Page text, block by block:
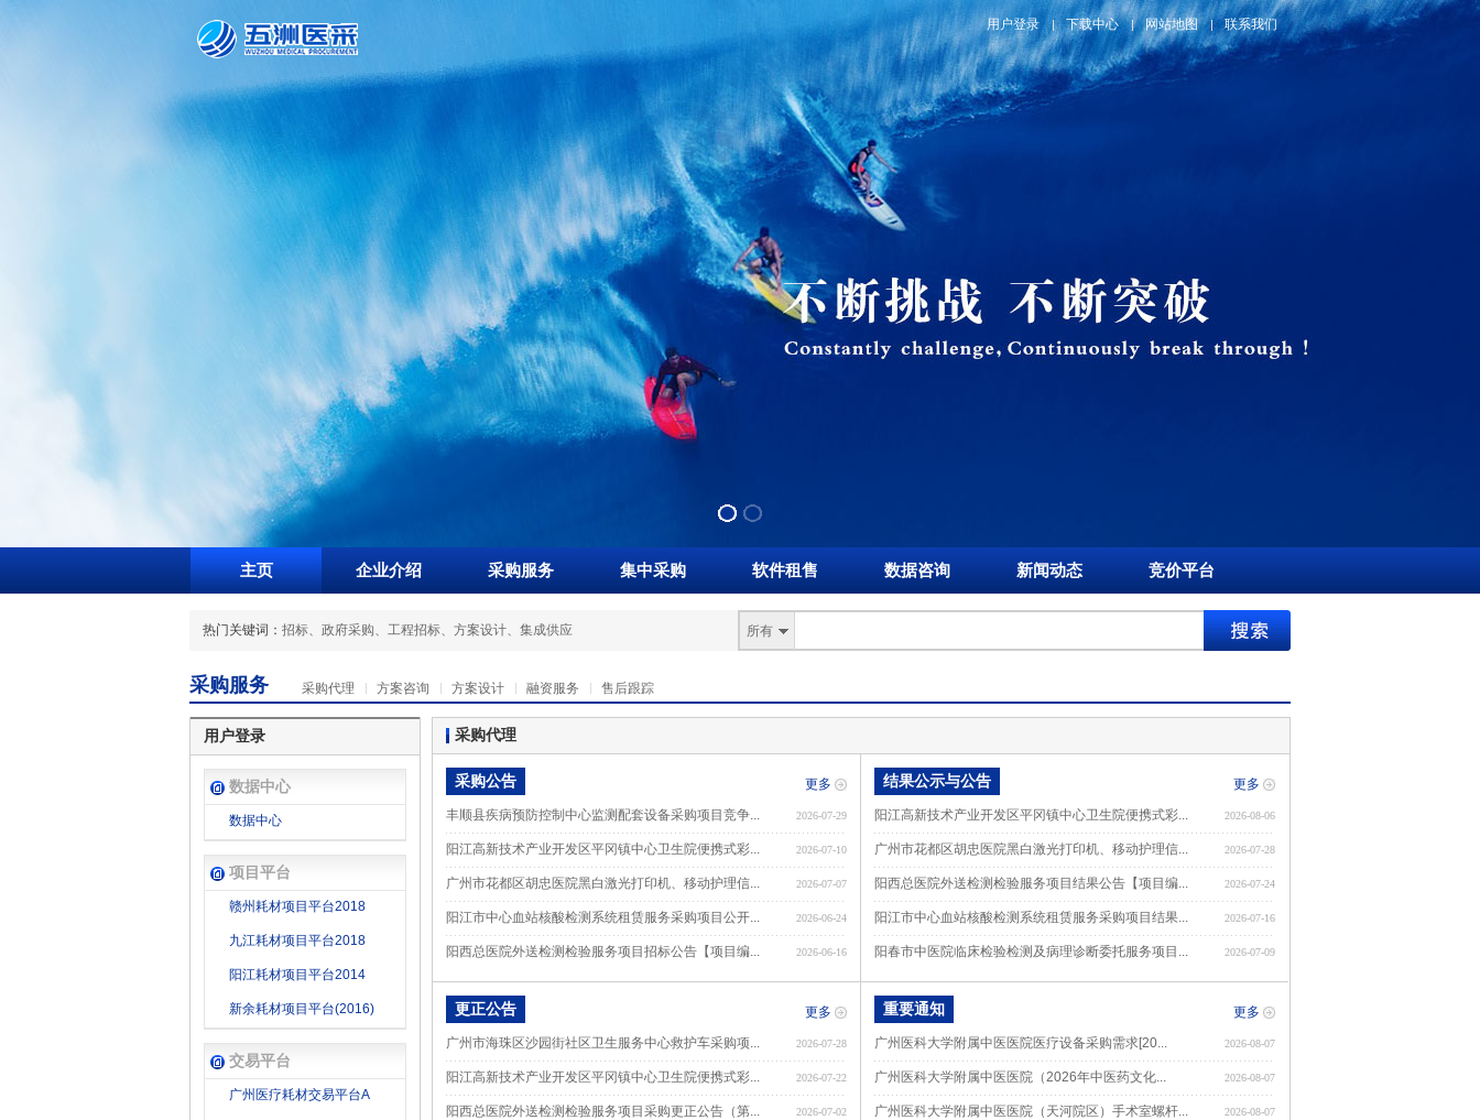
用户登录 下载中心 网站地图 联系我们
主页 企业介绍 采购服务 集中采购 软件租售 数据咨询 新闻动态 竞价平台
热门关键词： 招标、 政府采购、 工程招标、 方案设计、 集成供应 所有
采购服务 采购代理 方案咨询 方案设计 融资服务 售后跟踪
用户登录
数据中心
数据中心
项目平台
赣州耗材项目平台2018
九江耗材项目平台2018
阳江耗材项目平台2014
新余耗材项目平台(2016)
交易平台
广州医疗耗材交易平台A
采购代理
采购公告
更多
丰顺县疾病预防控制中心监测配套设备采购项目竞争...
2026-07-29
阳江高新技术产业开发区平冈镇中心卫生院便携式彩... 2026-07-10
广州市花都区胡忠医院黑白激光打印机、移动护理信... 2026-07-07
阳江市中心血站核酸检测系统租赁服务采购项目公开... 2026-06-24
阳西总医院外送检测检验服务项目招标公告【项目编... 2026-06-16
结果公示与公告
更多
阳江高新技术产业开发区平冈镇中心卫生院便携式彩...
2026-08-06
广州市花都区胡忠医院黑白激光打印机、移动护理信... 2026-07-28
阳西总医院外送检测检验服务项目结果公告【项目编... 2026-07-24
阳江市中心血站核酸检测系统租赁服务采购项目结果... 2026-07-16
阳春市中医院临床检验检测及病理诊断委托服务项目... 2026-07-09
更正公告
更多
广州市海珠区沙园街社区卫生服务中心救护车采购项...
2026-07-28
阳江高新技术产业开发区平冈镇中心卫生院便携式彩... 2026-07-22
阳西总医院外送检测检验服务项目采购更正公告（第... 2026-07-02
重要通知
更多
广州医科大学附属中医医院医疗设备采购需求[20...
2026-08-07
广州医科大学附属中医医院（2026年中医药文化... 2026-08-07
广州医科大学附属中医医院（天河院区）手术室螺杆... 2026-08-07